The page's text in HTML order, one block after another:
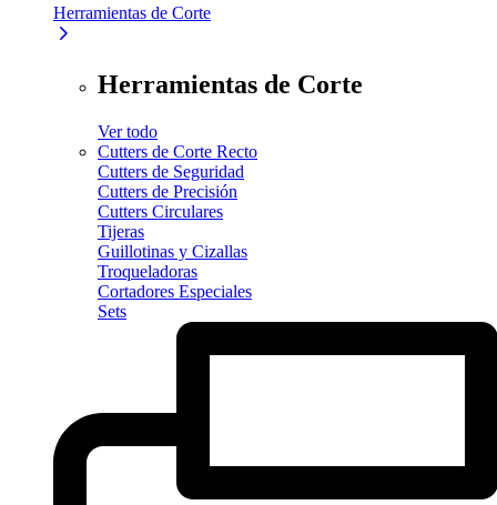
Herramientas de Corte
Herramientas de Corte
Ver todo
Cutters de Corte Recto
Cutters de Seguridad
Cutters de Precisión
Cutters Circulares
Tijeras
Guillotinas y Cizallas
Troqueladoras
Cortadores Especiales
Sets